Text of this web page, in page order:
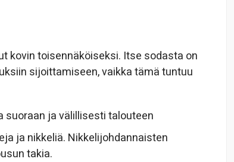
kovin toisennäköiseksi. Itse sodasta on
sijoittamiseen, vaikka tämä tuntuu
suoraan ja välillisesti talouteen
ja nikkeliä. Nikkelijohdannaisten
takia.